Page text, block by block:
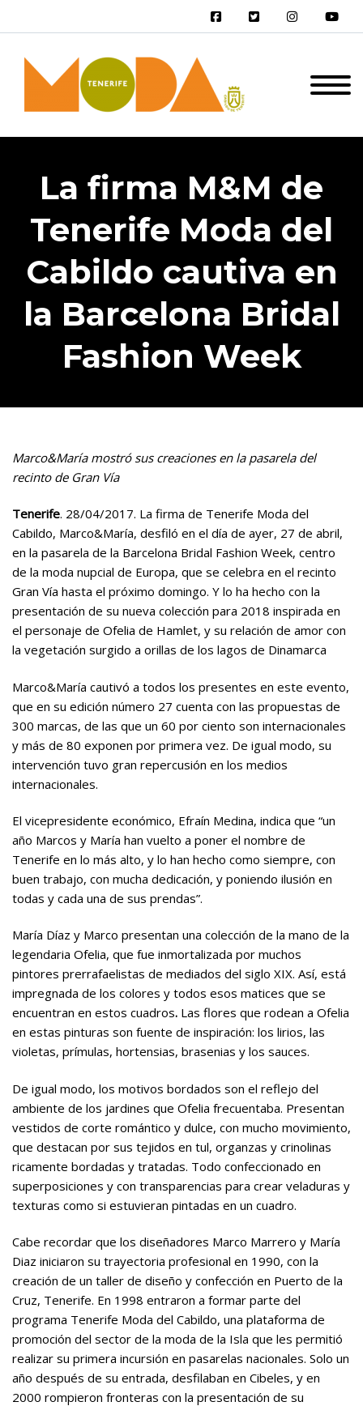
La firma M&M de
Tenerife Moda del
Cabildo cautiva en
la Barcelona Bridal
Fashion Week
Marco&María mostró sus creaciones en la pasarela del
recinto de Gran Vía
Tenerife. 28/04/2017. La firma de Tenerife Moda del
Cabildo, Marco&María, desfiló en el día de ayer, 27 de abril,
en la pasarela de la Barcelona Bridal Fashion Week, centro
de la moda nupcial de Europa, que se celebra en el recinto
Gran Vía hasta el próximo domingo. Y lo ha hecho con la
presentación de su nueva colección para 2018 inspirada en
el personaje de Ofelia de Hamlet, y su relación de amor con
la vegetación surgido a orillas de los lagos de Dinamarca
Marco&María cautivó a todos los presentes en este evento,
que en su edición número 27 cuenta con las propuestas de
300 marcas, de las que un 60 por ciento son internacionales
y más de 80 exponen por primera vez. De igual modo, su
intervención tuvo gran repercusión en los medios
internacionales.
El vicepresidente económico, Efraín Medina, indica que “un
año Marcos y María han vuelto a poner el nombre de
Tenerife en lo más alto, y lo han hecho como siempre, con
buen trabajo, con mucha dedicación, y poniendo ilusión en
todas y cada una de sus prendas”.
María Díaz y Marco presentan una colección de la mano de la
legendaria Ofelia, que fue inmortalizada por muchos
pintores prerrafaelistas de mediados del siglo XIX. Así, está
impregnada de los colores y todos esos matices que se
encuentran en estos cuadros. Las flores que rodean a Ofelia
en estas pinturas son fuente de inspiración: los lirios, las
violetas, prímulas, hortensias, brasenias y los sauces.
De igual modo, los motivos bordados son el reflejo del
ambiente de los jardines que Ofelia frecuentaba. Presentan
vestidos de corte romántico y dulce, con mucho movimiento,
que destacan por sus tejidos en tul, organzas y crinolinas
ricamente bordadas y tratadas. Todo confeccionado en
superposiciones y con transparencias para crear veladuras y
texturas como si estuvieran pintadas en un cuadro.
Cabe recordar que los diseñadores Marco Marrero y María
Diaz iniciaron su trayectoria profesional en 1990, con la
creación de un taller de diseño y confección en Puerto de la
Cruz, Tenerife. En 1998 entraron a formar parte del
programa Tenerife Moda del Cabildo, una plataforma de
promoción del sector de la moda de la Isla que les permitió
realizar su primera incursión en pasarelas nacionales. Solo un
año después de su entrada, desfilaban en Cibeles, y en
2000 rompieron fronteras con la presentación de su